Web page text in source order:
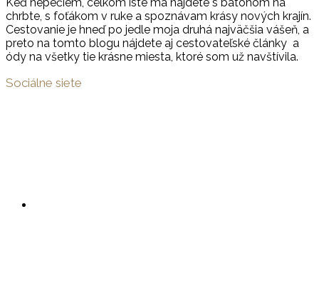
Keď nepečiem, celkom iste ma nájdete s batohom na
chrbte, s foťákom v ruke a spoznávam krásy nových krajín.
Cestovanie je hneď po jedle moja druhá najväčšia vášeň, a
preto na tomto blogu nájdete aj cestovateľské články a
ódy na všetky tie krásne miesta, ktoré som už navštívila.
Sociálne siete